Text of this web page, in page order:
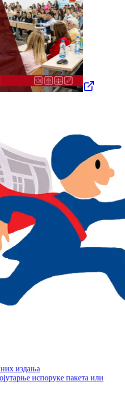
издања
испоруке пакета или